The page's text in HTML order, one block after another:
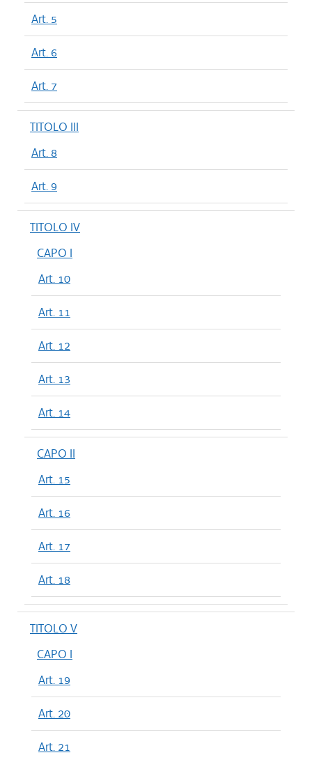
Art. 5
Art. 6
Art. 7
TITOLO III
Art. 8
Art. 9
TITOLO IV
CAPO I
Art. 10
Art. 11
Art. 12
Art. 13
Art. 14
CAPO II
Art. 15
Art. 16
Art. 17
Art. 18
TITOLO V
CAPO I
Art. 19
Art. 20
Art. 21